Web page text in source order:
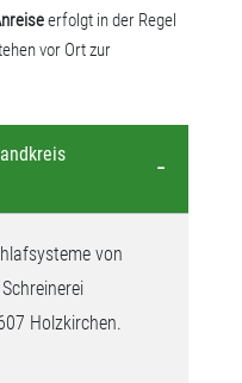
erfolgt in der Regel
vor Ort zur
von
Holzkirchen.